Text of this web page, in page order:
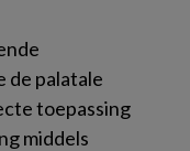
de palatale
toepassing
middels